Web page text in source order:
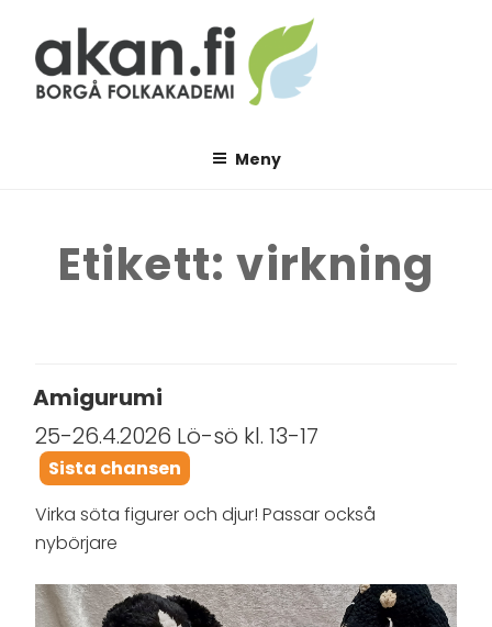
innehåll
Meny
Etikett:virkning
Amigurumi
25-26.4.2026 Lö-sö kl. 13-17
Sista chansen
Virka söta figurer och djur! Passar också
nybörjare